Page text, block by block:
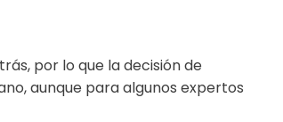
por lo que la decisión de
aunque para algunos expertos